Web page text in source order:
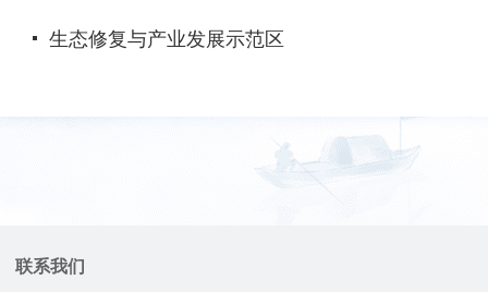
生态修复与产业发展示范区
联系我们